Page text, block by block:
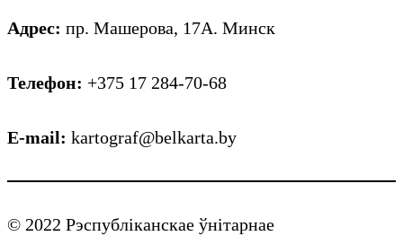
Адрес: пр. Машерова, 17А. Минск
Телефон: +375 17 284-70-68
E-mail: kartograf@belkarta.by
© 2022 Рэспубліканскае ўнітарнае